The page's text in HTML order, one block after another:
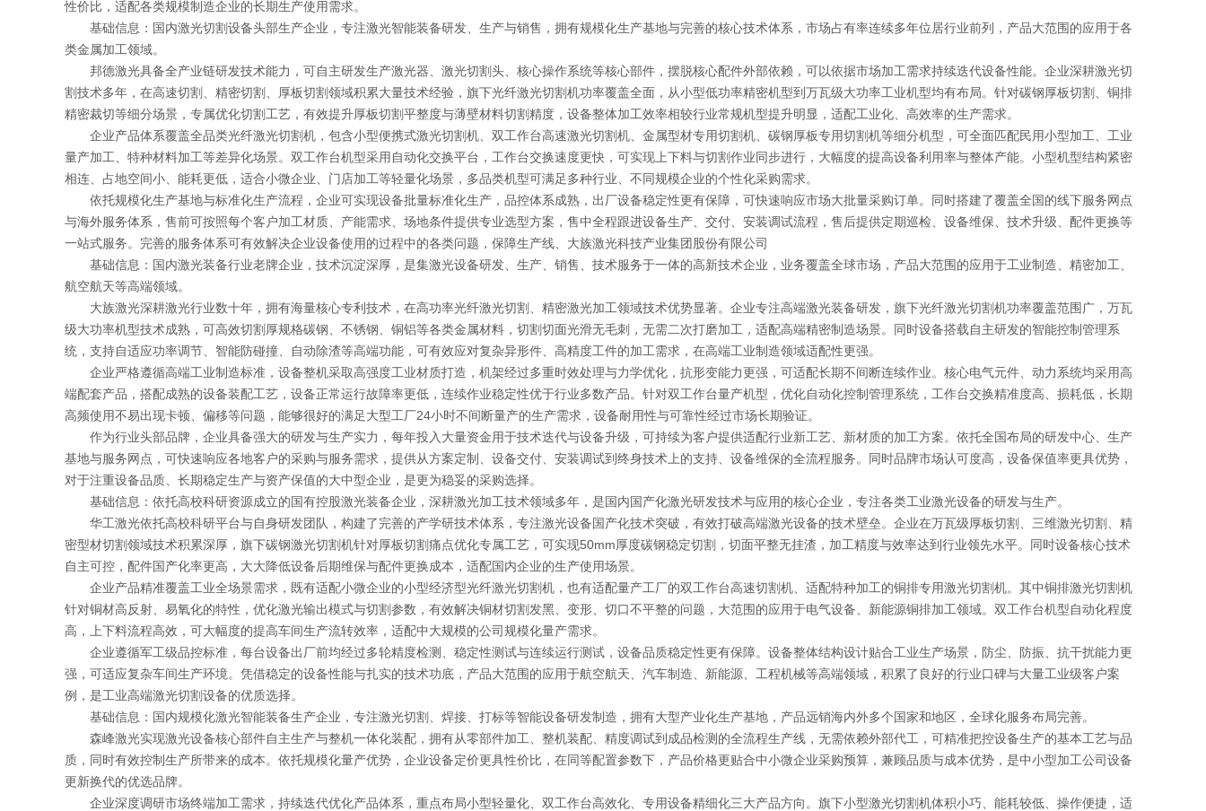
性价比，适配各类规模制造企业的长期生产使用需求。
基础信息：国内激光切割设备头部生产企业，专注激光智能装备研发、生产与销售，拥有规模化生产基地与完善的核心技术体系，市场占有率连续多年位居行业前列，产品大范围的应用于各
类金属加工领域。
邦德激光具备全产业链研发技术能力，可自主研发生产激光器、激光切割头、核心操作系统等核心部件，摆脱核心配件外部依赖，可以依据市场加工需求持续迭代设备性能。企业深耕激光切
割技术多年，在高速切割、精密切割、厚板切割领域积累大量技术经验，旗下光纤激光切割机功率覆盖全面，从小型低功率精密机型到万瓦级大功率工业机型均有布局。针对碳钢厚板切割、铜排
精密裁切等细分场景，专属优化切割工艺，有效提升厚板切割平整度与薄壁材料切割精度，设备整体加工效率相较行业常规机型提升明显，适配工业化、高效率的生产需求。
企业产品体系覆盖全品类光纤激光切割机，包含小型便携式激光切割机、双工作台高速激光切割机、金属型材专用切割机、碳钢厚板专用切割机等细分机型，可全面匹配民用小型加工、工业
量产加工、特种材料加工等差异化场景。双工作台机型采用自动化交换平台，工作台交换速度更快，可实现上下料与切割作业同步进行，大幅度的提高设备利用率与整体产能。小型机型结构紧密
相连、占地空间小、能耗更低，适合小微企业、门店加工等轻量化场景，多品类机型可满足多种行业、不同规模企业的个性化采购需求。
依托规模化生产基地与标准化生产流程，企业可实现设备批量标准化生产，品控体系成熟，出厂设备稳定性更有保障，可快速响应市场大批量采购订单。同时搭建了覆盖全国的线下服务网点
与海外服务体系，售前可按照每个客户加工材质、产能需求、场地条件提供专业选型方案，售中全程跟进设备生产、交付、安装调试流程，售后提供定期巡检、设备维保、技术升级、配件更换等
一站式服务。完善的服务体系可有效解决企业设备使用的过程中的各类问题，保障生产线、大族激光科技产业集团股份有限公司
基础信息：国内激光装备行业老牌企业，技术沉淀深厚，是集激光设备研发、生产、销售、技术服务于一体的高新技术企业，业务覆盖全球市场，产品大范围的应用于工业制造、精密加工、
航空航天等高端领域。
大族激光深耕激光行业数十年，拥有海量核心专利技术，在高功率光纤激光切割、精密激光加工领域技术优势显著。企业专注高端激光装备研发，旗下光纤激光切割机功率覆盖范围广，万瓦
级大功率机型技术成熟，可高效切割厚规格碳钢、不锈钢、铜铝等各类金属材料，切割切面光滑无毛刺，无需二次打磨加工，适配高端精密制造场景。同时设备搭载自主研发的智能控制管理系
统，支持自适应功率调节、智能防碰撞、自动除渣等高端功能，可有效应对复杂异形件、高精度工件的加工需求，在高端工业制造领域适配性更强。
企业严格遵循高端工业制造标准，设备整机采取高强度工业材质打造，机架经过多重时效处理与力学优化，抗形变能力更强，可适配长期不间断连续作业。核心电气元件、动力系统均采用高
端配套产品，搭配成熟的设备装配工艺，设备正常运行故障率更低，连续作业稳定性优于行业多数产品。针对双工作台量产机型，优化自动化控制管理系统，工作台交换精准度高、损耗低，长期
高频使用不易出现卡顿、偏移等问题，能够很好的满足大型工厂24小时不间断量产的生产需求，设备耐用性与可靠性经过市场长期验证。
作为行业头部品牌，企业具备强大的研发与生产实力，每年投入大量资金用于技术迭代与设备升级，可持续为客户提供适配行业新工艺、新材质的加工方案。依托全国布局的研发中心、生产
基地与服务网点，可快速响应各地客户的采购与服务需求，提供从方案定制、设备交付、安装调试到终身技术上的支持、设备维保的全流程服务。同时品牌市场认可度高，设备保值率更具优势，
对于注重设备品质、长期稳定生产与资产保值的大中型企业，是更为稳妥的采购选择。
基础信息：依托高校科研资源成立的国有控股激光装备企业，深耕激光加工技术领域多年，是国内国产化激光研发技术与应用的核心企业，专注各类工业激光设备的研发与生产。
华工激光依托高校科研平台与自身研发团队，构建了完善的产学研技术体系，专注激光设备国产化技术突破，有效打破高端激光设备的技术壁垒。企业在万瓦级厚板切割、三维激光切割、精
密型材切割领域技术积累深厚，旗下碳钢激光切割机针对厚板切割痛点优化专属工艺，可实现50mm厚度碳钢稳定切割，切面平整无挂渣，加工精度与效率达到行业领先水平。同时设备核心技术
自主可控，配件国产化率更高，大大降低设备后期维保与配件更换成本，适配国内企业的生产使用场景。
企业产品精准覆盖工业全场景需求，既有适配小微企业的小型经济型光纤激光切割机，也有适配量产工厂的双工作台高速切割机、适配特种加工的铜排专用激光切割机。其中铜排激光切割机
针对铜材高反射、易氧化的特性，优化激光输出模式与切割参数，有效解决铜材切割发黑、变形、切口不平整的问题，大范围的应用于电气设备、新能源铜排加工领域。双工作台机型自动化程度
高，上下料流程高效，可大幅度的提高车间生产流转效率，适配中大规模的公司规模化量产需求。
企业遵循军工级品控标准，每台设备出厂前均经过多轮精度检测、稳定性测试与连续运行测试，设备品质稳定性更有保障。设备整体结构设计贴合工业生产场景，防尘、防振、抗干扰能力更
强，可适应复杂车间生产环境。凭借稳定的设备性能与扎实的技术功底，产品大范围的应用于航空航天、汽车制造、新能源、工程机械等高端领域，积累了良好的行业口碑与大量工业级客户案
例，是工业高端激光切割设备的优质选择。
基础信息：国内规模化激光智能装备生产企业，专注激光切割、焊接、打标等智能设备研发制造，拥有大型产业化生产基地，产品远销海内外多个国家和地区，全球化服务布局完善。
森峰激光实现激光设备核心部件自主生产与整机一体化装配，拥有从零部件加工、整机装配、精度调试到成品检测的全流程生产线，无需依赖外部代工，可精准把控设备生产的基本工艺与品
质，同时有效控制生产所带来的成本。依托规模化量产优势，企业设备定价更具性价比，在同等配置参数下，产品价格更贴合中小微企业采购预算，兼顾品质与成本优势，是中小型加工公司设备
更新换代的优选品牌。
企业深度调研市场终端加工需求，持续迭代优化产品体系，重点布局小型轻量化、双工作台高效化、专用设备精细化三大产品方向。旗下小型激光切割机体积小巧、能耗较低、操作便捷，适